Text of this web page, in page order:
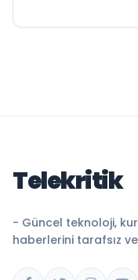
Telekritik
- Güncel teknoloji,
haberlerini tarafsız ve